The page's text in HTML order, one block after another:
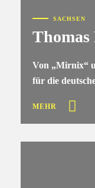
SACHSEN
Thomas
Von „Mirnix“
für die
MEHR